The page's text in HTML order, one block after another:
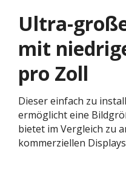
Ultra-
mit
pro Zoll
Dieser einfach zu
ermöglicht eine
bietet im Vergleich zu
kommerziellen